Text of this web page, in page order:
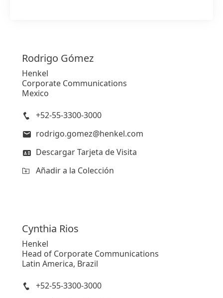
Rodrigo Gómez
Henkel
Corporate Communications
Mexico
+52-55-3300-3000
rodrigo.gomez@henkel.com
Descargar Tarjeta de Visita
Añadir a la Colección
Cynthia Rios
Henkel
Head of Corporate Communications
Latin America, Brazil
+52-55-3300-3000